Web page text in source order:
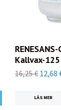
Kallvax-
16,25 € 12,68
LÄS MER